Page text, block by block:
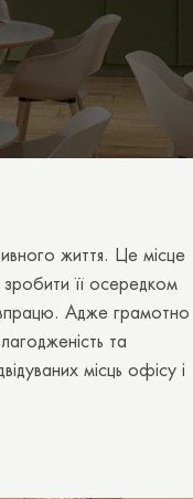
життя. Це місце
зробити її осередком
Адже грамотно
та
місць офісу і